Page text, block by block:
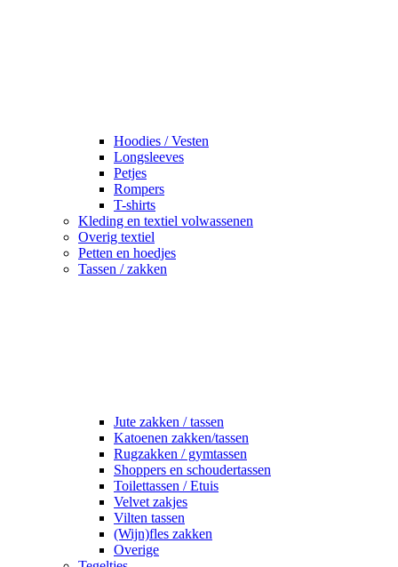
Hoodies / Vesten
Longsleeves
Petjes
Rompers
T-shirts
Kleding en textiel volwassenen
Overig textiel
Petten en hoedjes
Tassen / zakken
Jute zakken / tassen
Katoenen zakken/tassen
Rugzakken / gymtassen
Shoppers en schoudertassen
Toilettassen / Etuis
Velvet zakjes
Vilten tassen
(Wijn)fles zakken
Overige